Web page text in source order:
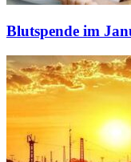
Blutspende im